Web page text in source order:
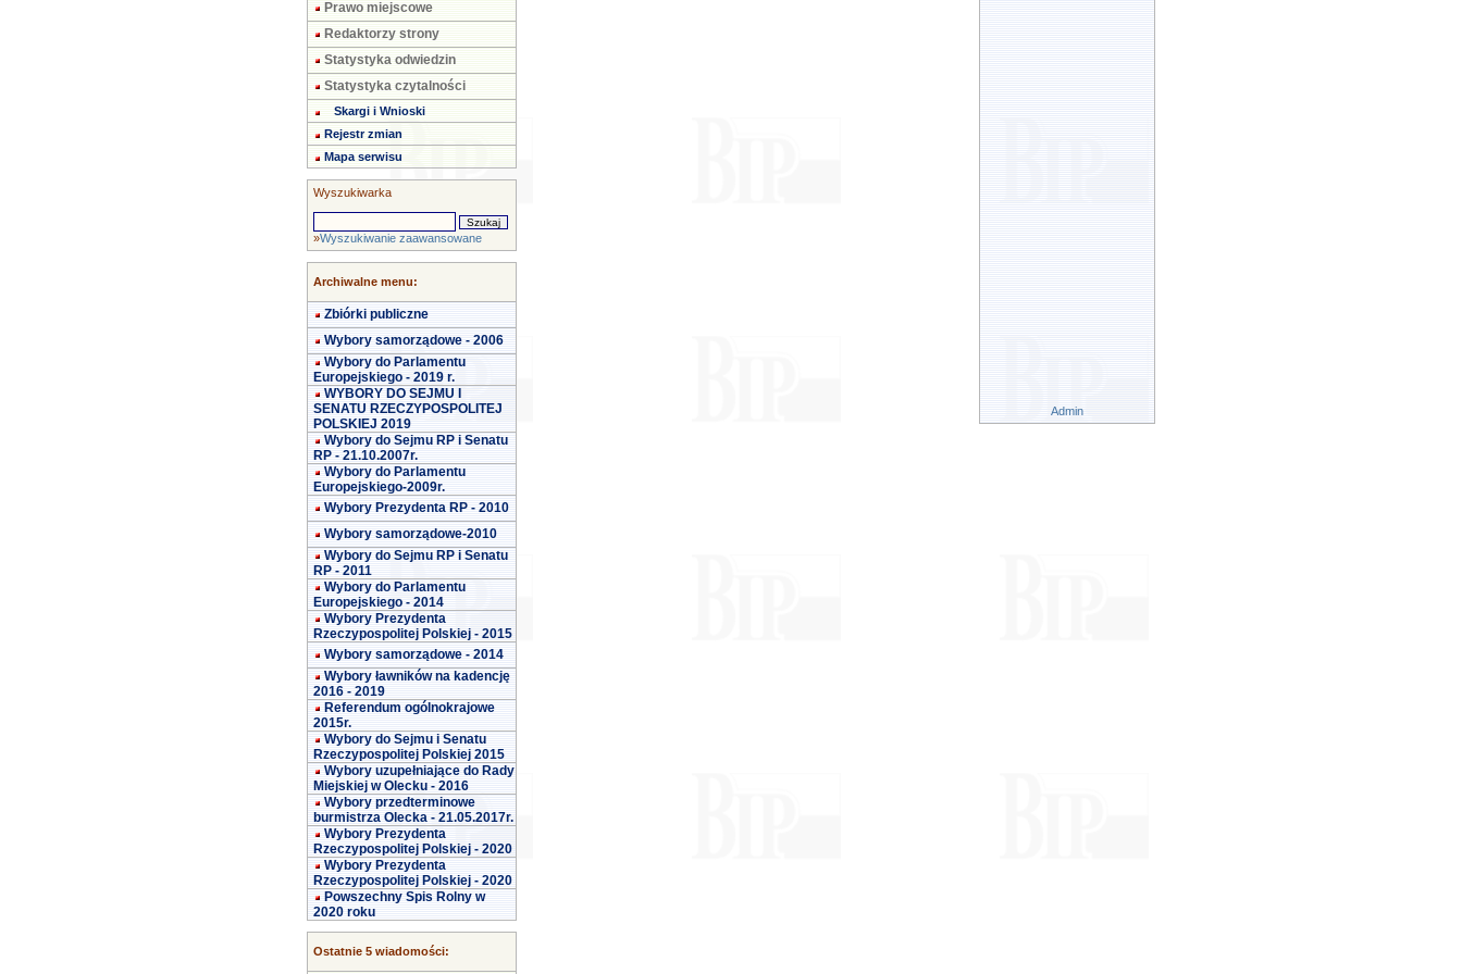
Prawo miejscowe
Redaktorzy strony
Statystyka odwiedzin
Statystyka czytalności
Skargi i Wnioski
Rejestr zmian
Mapa serwisu
Wyszukiwarka
»Wyszukiwanie zaawansowane
Archiwalne menu:
Zbiórki publiczne
Wybory samorządowe - 2006
Wybory do Parlamentu
Europejskiego - 2019 r.
WYBORY DO SEJMU I
SENATU RZECZYPOSPOLITEJ
POLSKIEJ 2019
Wybory do Sejmu RP i Senatu
RP - 21.10.2007r.
Wybory do Parlamentu
Europejskiego-2009r.
Wybory Prezydenta RP - 2010
Wybory samorządowe-2010
Wybory do Sejmu RP i Senatu
RP - 2011
Wybory do Parlamentu
Europejskiego - 2014
Wybory Prezydenta
Rzeczypospolitej Polskiej - 2015
Wybory samorządowe - 2014
Wybory ławników na kadencję
2016 - 2019
Referendum ogólnokrajowe
2015r.
Wybory do Sejmu i Senatu
Rzeczypospolitej Polskiej 2015
Wybory uzupełniające do Rady
Miejskiej w Olecku - 2016
Wybory przedterminowe
burmistrza Olecka - 21.05.2017r.
Wybory Prezydenta
Rzeczypospolitej Polskiej - 2020
Wybory Prezydenta
Rzeczypospolitej Polskiej - 2020
Powszechny Spis Rolny w
2020 roku
Ostatnie 5 wiadomości:
Admin